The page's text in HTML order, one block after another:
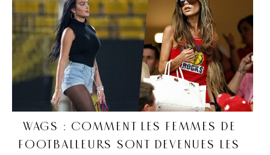
WAGS : COMMENT LES FEMMES DE
FOOTBALLEURS SONT DEVENUES LES